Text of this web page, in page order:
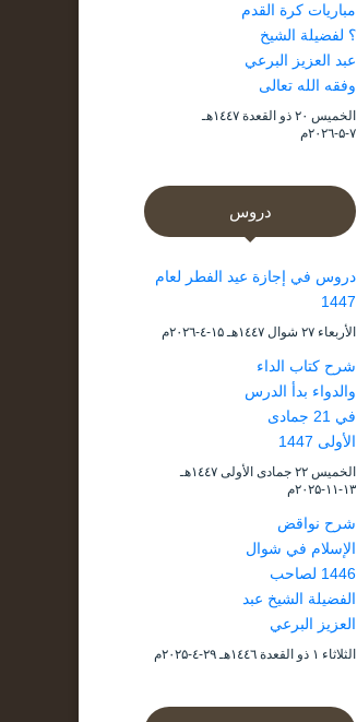
مباريات كرة القدم
؟ لفضيلة الشيخ
عبد العزيز البرعي
وفقه الله تعالى
الخميس ۲۰ ذو القعدة ۱٤٤۷هـ
۷-۵-۲۰۲٦م
دروس
دروس في إجازة عيد الفطر لعام
1447
الأربعاء ۲۷ شوال ۱٤٤۷هـ ۱۵-٤-۲۰۲٦م
شرح كتاب الداء
والدواء بدأ الدرس
في 21 جمادى
الأولى 1447
الخميس ۲۲ جمادى الأولى ۱٤٤۷هـ
۱۳-۱۱-۲۰۲۵م
شرح نواقض
الإسلام في شوال
1446 لصاحب
الفضيلة الشيخ عبد
العزيز البرعي
الثلاثاء ۱ ذو القعدة ۱٤٤٦هـ ۲۹-٤-۲۰۲۵م